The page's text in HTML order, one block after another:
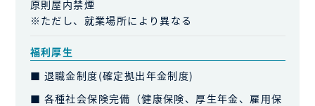
原則屋内禁煙
※ただし、就業場所により異なる
福利厚生
退職金制度(確定拠出年金制度)
各種社会保険完備（健康保険、厚生年金、雇用保